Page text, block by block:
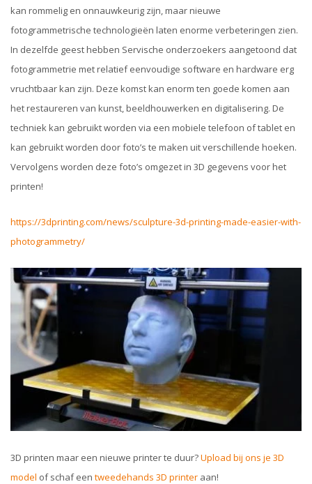
kan rommelig en onnauwkeurig zijn, maar nieuwe
fotogrammetrische technologieën laten enorme verbeteringen zien.
In dezelfde geest hebben Servische onderzoekers aangetoond dat
fotogrammetrie met relatief eenvoudige software en hardware erg
vruchtbaar kan zijn. Deze komst kan enorm ten goede komen aan
het restaureren van kunst, beeldhouwerken en digitalisering. De
techniek kan gebruikt worden via een mobiele telefoon of tablet en
kan gebruikt worden door foto’s te maken uit verschillende hoeken.
Vervolgens worden deze foto’s omgezet in 3D gegevens voor het
printen!
https://3dprinting.com/news/sculpture-3d-printing-made-easier-with-
photogrammetry/
3D printen maar een nieuwe printer te duur?Upload bij ons je 3D
model of schaf een tweedehands 3D printer aan!